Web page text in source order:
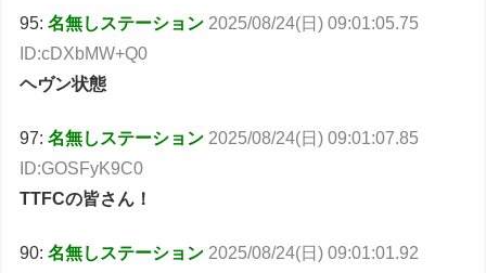
95:名無しステーション 2025/08/24(日) 09:01:05.75
ID:cDXbMW+Q0
ヘヴン状態
97:名無しステーション 2025/08/24(日) 09:01:07.85
ID:GOSFyK9C0
TTFCの皆さん！
90:名無しステーション 2025/08/24(日) 09:01:01.92